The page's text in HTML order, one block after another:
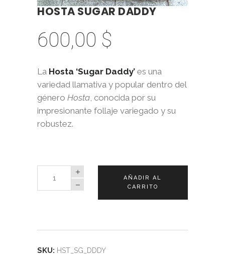
HOSTA SUGAR DADDY
600,00 $
La Hosta ‘Sugar Daddy’ es una
variedad llamativa y popular dentro del
género Hosta, conocida por su
impresionante follaje variegado y su
robustez.
AÑADIR AL
CARRITO
SKU: HST_SG_DDDY